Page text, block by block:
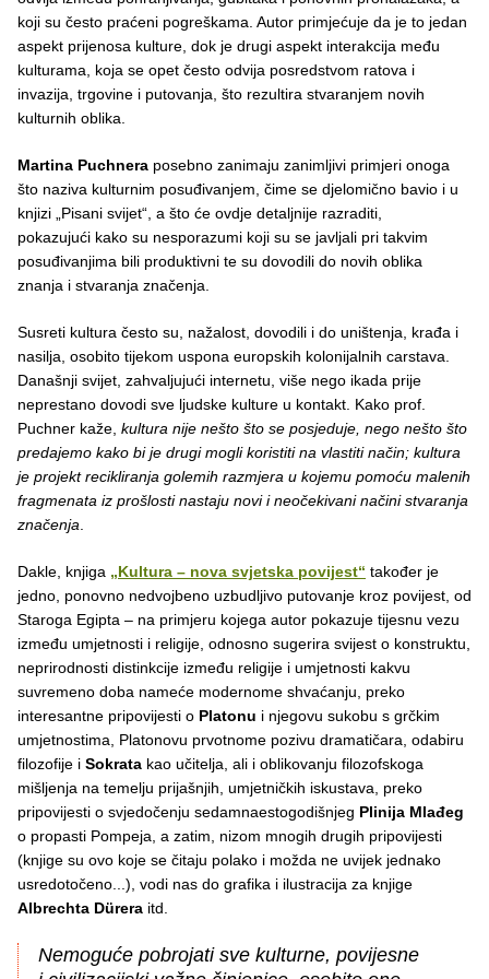
koji su često praćeni pogreškama. Autor primjećuje da je to jedan
aspekt prijenosa kulture, dok je drugi aspekt interakcija među
kulturama, koja se opet često odvija posredstvom ratova i
invazija, trgovine i putovanja, što rezultira stvaranjem novih
kulturnih oblika.
Martina Puchnera posebno zanimaju zanimljivi primjeri onoga
što naziva kulturnim posuđivanjem, čime se djelomično bavio i u
knjizi „Pisani svijet“, a što će ovdje detaljnije razraditi,
pokazujući kako su nesporazumi koji su se javljali pri takvim
posuđivanjima bili produktivni te su dovodili do novih oblika
znanja i stvaranja značenja.
Susreti kultura često su, nažalost, dovodili i do uništenja, krađa i
nasilja, osobito tijekom uspona europskih kolonijalnih carstava.
Današnji svijet, zahvaljujući internetu, više nego ikada prije
neprestano dovodi sve ljudske kulture u kontakt. Kako prof.
Puchner kaže, kultura nije nešto što se posjeduje, nego nešto što
predajemo kako bi je drugi mogli koristiti na vlastiti način; kultura
je projekt recikliranja golemih razmjera u kojemu pomoću malenih
fragmenata iz prošlosti nastaju novi i neočekivani načini stvaranja
značenja
Dakle, knjiga „Kultura – nova svjetska povijest“ također je
jedno, ponovno nedvojbeno uzbudljivo putovanje kroz povijest, od
Staroga Egipta – na primjeru kojega autor pokazuje tijesnu vezu
između umjetnosti i religije, odnosno sugerira svijest o konstruktu,
neprirodnosti distinkcije između religije i umjetnosti kakvu
suvremeno doba nameće modernome shvaćanju, preko
interesantne pripovijesti o Platonu i njegovu sukobu s grčkim
umjetnostima, Platonovu prvotnome pozivu dramatičara, odabiru
filozofije i Sokrata kao učitelja, ali i oblikovanju filozofskoga
mišljenja na temelju prijašnjih, umjetničkih iskustava, preko
pripovijesti o svjedočenju sedamnaestogodišnjeg Plinija Mlađeg
o propasti Pompeja, a zatim, nizom mnogih drugih pripovijesti
(knjige su ovo koje se čitaju polako i možda ne uvijek jednako
usredotočeno...), vodi nas do grafika i ilustracija za knjige
Albrechta Dürera itd.
Nemoguće pobrojati sve kulturne, povijesne